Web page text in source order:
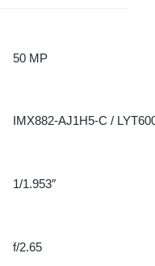
50 MP
IMX882-AJ1H5-C /
1/1.953″
f/2.65